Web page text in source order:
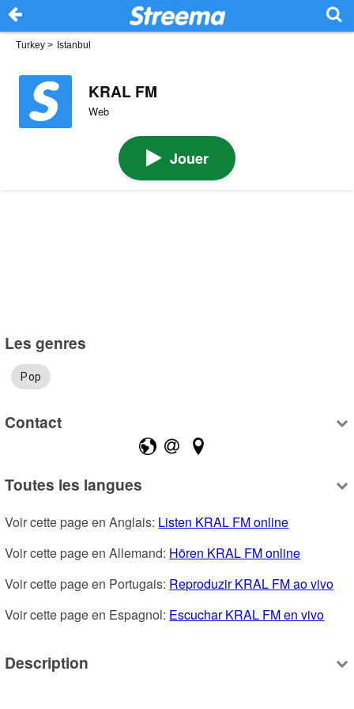
Turkey > Istanbul
KRAL FM
Web
Jouer
Les genres
Pop
Contact
Toutes les langues
Voir cette page en Anglais: Listen KRAL FM online
Voir cette page en Allemand: Hören KRAL FM online
Voir cette page en Portugais: Reproduzir KRAL FM ao vivo
Voir cette page en Espagnol: Escuchar KRAL FM en vivo
Description